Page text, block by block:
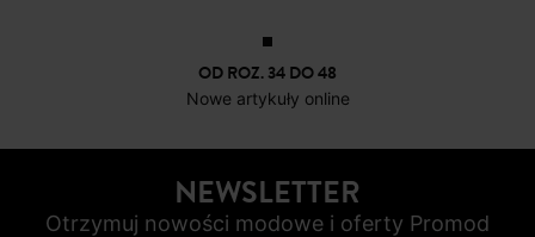
OD ROZ. 34 DO 48
Nowe artykuły online
NEWSLETTER
Otrzymuj nowości modowe i oferty Promod